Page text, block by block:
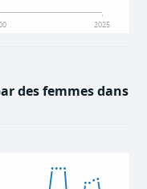
2025
des femmes dans